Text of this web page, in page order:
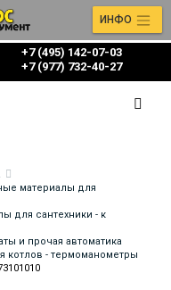
+7 (495) 142-07-03
‎‎+7 (977) 732-40-27
ИНФО
материалы для
для сантехники - к
и прочая автоматика
котлов - термоманометры